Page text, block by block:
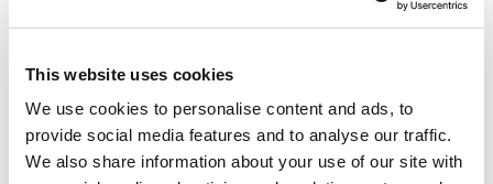
This website uses cookies
We use cookies to personalise content and ads, to
provide social media features and to analyse our traffic.
We also share information about your use of our site with